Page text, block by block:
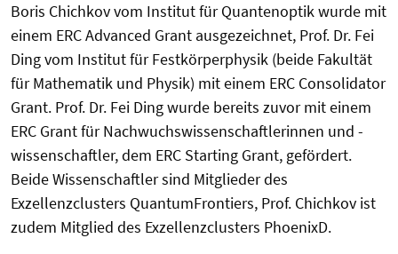
Boris Chichkov vom Institut für Quantenoptik wurde mit
einem ERC Advanced Grant ausgezeichnet, Prof. Dr. Fei
Ding vom Institut für Festkörperphysik (beide Fakultät
für Mathematik und Physik) mit einem ERC Consolidator
Grant. Prof. Dr. Fei Ding wurde bereits zuvor mit einem
ERC Grant für Nachwuchswissenschaftlerinnen und -
wissenschaftler, dem ERC Starting Grant, gefördert.
Beide Wissenschaftler sind Mitglieder des
Exzellenzclusters QuantumFrontiers, Prof. Chichkov ist
zudem Mitglied des Exzellenzclusters PhoenixD.